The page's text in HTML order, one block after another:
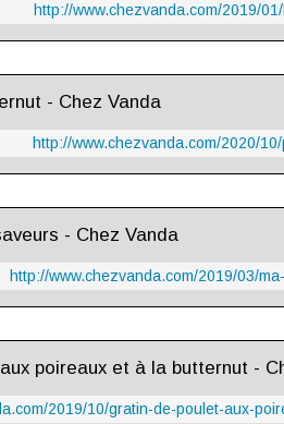
http://www.chezvanda.com/2019/
- Chez Vanda
http://www.chezvanda.com/2020/
- Chez Vanda
http://www.chezvanda.com/2019/03/
poireaux et à la butternut -
2019/10/gratin-de-poulet-aux-